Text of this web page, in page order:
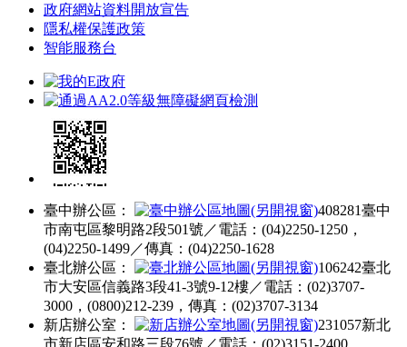
政府網站資料開放宣告
隱私權保護政策
智能服務台
臺中辦公區：
408281臺中
市南屯區黎明路2段501號／電話：(04)2250-1250，
(04)2250-1499／傳真：(04)2250-1628
臺北辦公區：
106242臺北
市大安區信義路3段41-3號9-12樓／電話：(02)3707-
3000，(0800)212-239，傳真：(02)3707-3134
新店辦公室：
231057新北
市新店區安和路三段76號／電話：(02)3151-2400